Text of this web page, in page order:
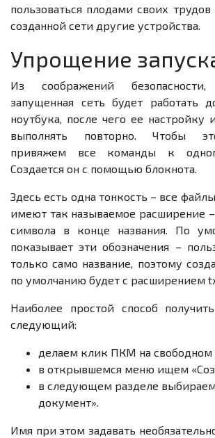
пользоваться плодами своих
созданной сети другие устройства.
Упрощение
Из соображений
запущенная сеть будет работать
ноутбука, после чего ее настройку
выполнять повторно. Чтобы
привяжем все команды к
Создается он с помощью блокнота.
Здесь есть одна тонкость – все
имеют так называемое расширение
символа в конце названия. По
показывает эти обозначения –
только само название, поэтому
по умолчанию будет с расширением
Наиболее простой способ
следующий:
делаем клик ПКМ на свободном
в открывшемся меню ищем
в следующем разделе
документ».
Имя при этом задавать